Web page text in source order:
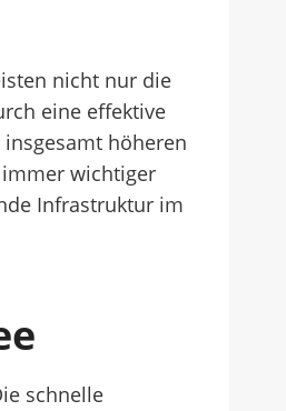
nicht nur die
eine effektive
höheren
wichtiger
Infrastruktur im
schnelle